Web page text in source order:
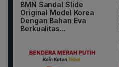
BMN Sandal Slide
Original Model Korea
Dengan Bahan Eva
Berkualitas...